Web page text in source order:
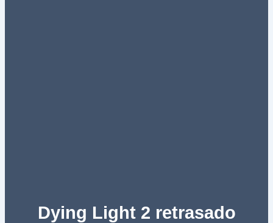
Dying Light 2 retrasado